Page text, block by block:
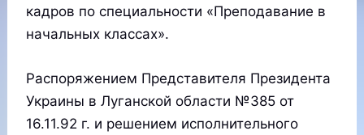
кадров по специальности «Преподавание в
начальных классах».
Распоряжением Представителя Президента
Украины в Луганской области №385 от
16.11.92 г. и решением исполнительного